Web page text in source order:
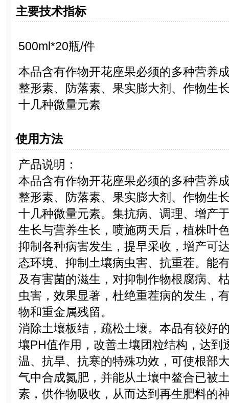
主要技术指标
500ml*20瓶/件
本品含有作物开花座果必须的多种营养
整形素、防落素、果实膨大剂、作物生
十几种微量元素
使用方法
产品说明：
本品含有作物开花座果必须的多种营养
整形素、防落素、果实膨大剂、作物生
十几种微量元素。集抗病、调理、增产
生长与营养生长，喷施两天后，植株叶
抑制各种病害发生，提早采收，增产可
态环境、抑制土壤病虫害、抗重茬。能
及有害菌的滋生，对抑制作物根腐病、
虫害，效果显著，杜绝重茬病的发生，
物和重金属残留。
消除土壤板结，疏松土壤。本品有较好
壤PH值作用，改善土壤团粒结构，达到
温、抗旱、抗寒的特殊功效，可使根部
气中合成氮肥，并能从土壤中鳌合已被
素，供作物吸收，从而达到再生肥料的